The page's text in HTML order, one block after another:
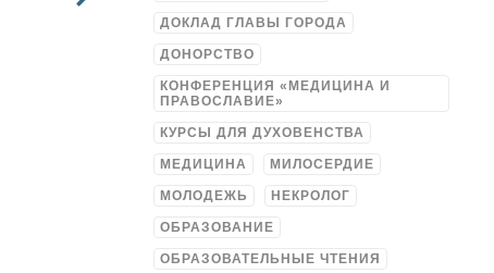
ДОКЛАД ГЛАВЫ ГОРОДА
ДОНОРСТВО
КОНФЕРЕНЦИЯ «МЕДИЦИНА И
ПРАВОСЛАВИЕ»
КУРСЫ ДЛЯ ДУХОВЕНСТВА
МЕДИЦИНА МИЛОСЕРДИЕ
МОЛОДЕЖЬ НЕКРОЛОГ
ОБРАЗОВАНИЕ
ОБРАЗОВАТЕЛЬНЫЕ ЧТЕНИЯ